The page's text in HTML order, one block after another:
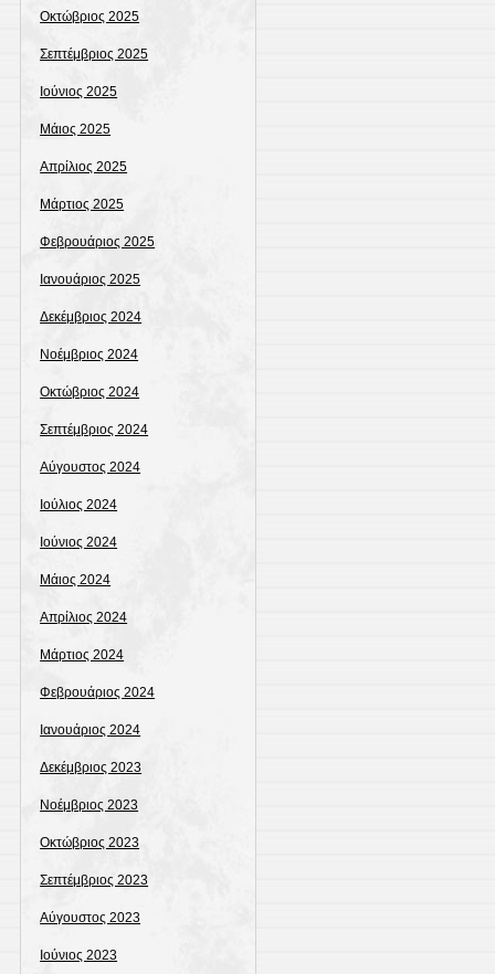
Οκτώβριος 2025
Σεπτέμβριος 2025
Ιούνιος 2025
Μάιος 2025
Απρίλιος 2025
Μάρτιος 2025
Φεβρουάριος 2025
Ιανουάριος 2025
Δεκέμβριος 2024
Νοέμβριος 2024
Οκτώβριος 2024
Σεπτέμβριος 2024
Αύγουστος 2024
Ιούλιος 2024
Ιούνιος 2024
Μάιος 2024
Απρίλιος 2024
Μάρτιος 2024
Φεβρουάριος 2024
Ιανουάριος 2024
Δεκέμβριος 2023
Νοέμβριος 2023
Οκτώβριος 2023
Σεπτέμβριος 2023
Αύγουστος 2023
Ιούνιος 2023